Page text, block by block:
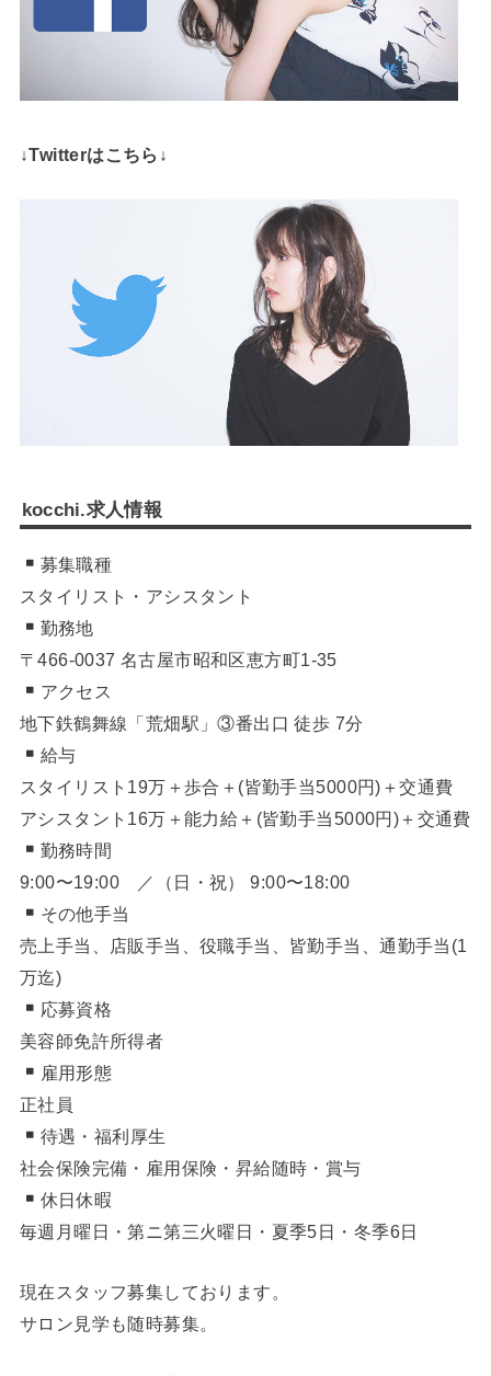
↓Twitterはこちら↓
kocchi.求人情報
募集職種
スタイリスト・アシスタント
勤務地
〒466-0037 名古屋市昭和区恵方町1-35
アクセス
地下鉄鶴舞線「荒畑駅」③番出口 徒歩 7分
給与
スタイリスト19万＋歩合＋(皆勤手当5000円)＋交通費
アシスタント16万＋能力給＋(皆勤手当5000円)＋交通費
勤務時間
9:00〜19:00 ／（日・祝） 9:00〜18:00
その他手当
売上手当、店販手当、役職手当、皆勤手当、通勤手当(1
万迄)
応募資格
美容師免許所得者
雇用形態
正社員
待遇・福利厚生
社会保険完備・雇用保険・昇給随時・賞与
休日休暇
毎週月曜日・第ニ第三火曜日・夏季5日・冬季6日
現在スタッフ募集しております。
サロン見学も随時募集。